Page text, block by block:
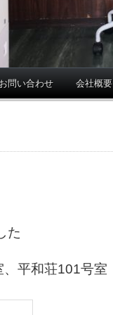
お問い合わせ 会社概要
た
、 平和荘101号室